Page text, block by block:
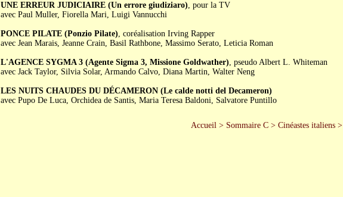
UNE ERREUR JUDICIAIRE (Un errore giudiziaro), pour la TV
avec Paul Muller, Fiorella Mari, Luigi Vannucchi
PONCE PILATE (Ponzio Pilate), coréalisation Irving Rapper
avec Jean Marais, Jeanne Crain, Basil Rathbone, Massimo Serato, Leticia Roman
L'AGENCE SYGMA 3 (Agente Sigma 3, Missione Goldwather), pseudo Albert L. Whiteman
avec Jack Taylor, Silvia Solar, Armando Calvo, Diana Martin, Walter Neng
LES NUITS CHAUDES DU DÉCAMERON (Le calde notti del Decameron)
avec Pupo De Luca, Orchidea de Santis, Maria Teresa Baldoni, Salvatore Puntillo
Accueil> Sommaire C> Cinéastes italiens>